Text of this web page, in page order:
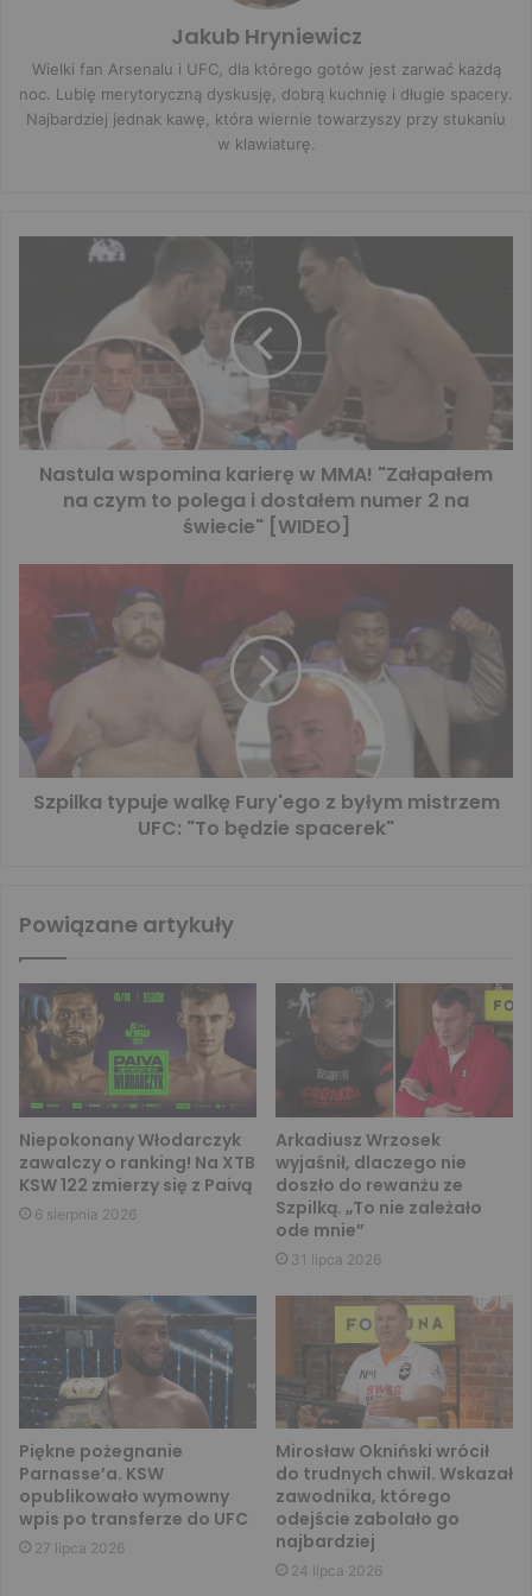
Jakub Hryniewicz
Wielki fan Arsenalu i UFC, dla którego gotów jest zarwać każdą
noc. Lubię merytoryczną dyskusję, dobrą kuchnię i długie spacery.
Najbardziej jednak kawę, która wiernie towarzyszy przy stukaniu
w klawiaturę.
Nastula wspomina karierę w MMA! "Załapałem
na czym to polega i dostałem numer 2 na
świecie" [WIDEO]
Szpilka typuje walkę Fury'ego z byłym mistrzem
UFC: "To będzie spacerek"
Powiązane artykuły
Niepokonany Włodarczyk
zawalczy o ranking! Na XTB
KSW 122 zmierzy się z Paivą
6 sierpnia 2026
Arkadiusz Wrzosek
wyjaśnił, dlaczego nie
doszło do rewanżu ze
Szpilką. „To nie zależało
ode mnie”
31 lipca 2026
Piękne pożegnanie
Parnasse’a. KSW
opublikowało wymowny
wpis po transferze do UFC
27 lipca 2026
Mirosław Okniński wrócił
do trudnych chwil. Wskazał
zawodnika, którego
odejście zabolało go
najbardziej
24 lipca 2026